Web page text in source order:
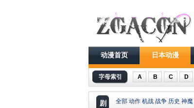
动漫首页 日本动漫
字母索引 A B C D
剧
全部 动作 机战 战争 历史 神魔